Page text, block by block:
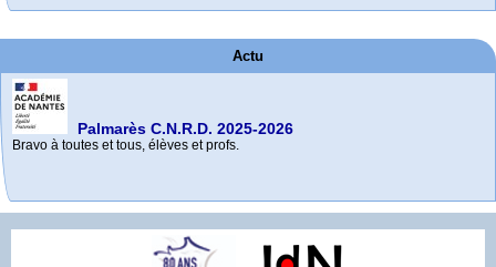
Actu
Palmarès C.N.R.D. 2025-2026
Bravo à toutes et tous, élèves et profs.
commémoration des exécutions de Châteaubriant
Mai 2026 - Commémoration à La Baule-Escoublac
Rendez-vous devant la maison où Jean a enseigné, à La Baule-Escoublac
Septembre 2025 - 81
La commémoration du 81e anniversaire de l’exécution de Jean de Neyman